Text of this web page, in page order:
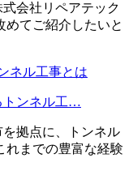
会社リペアテック
めてご紹介したいと
トンネル工…
拠点に、トンネル
れまでの豊富な経験